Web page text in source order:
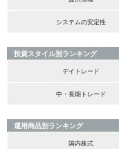
システムの安定性
投資スタイル別ランキング
デイトレード
中・長期トレード
運用商品別ランキング
国内株式